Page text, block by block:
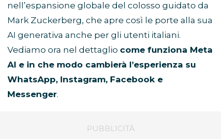
nell’espansione globale del colosso guidato da
Mark Zuckerberg, che apre così le porte alla sua
AI generativa anche per gli utenti italiani.
Vediamo ora nel dettaglio come funziona Meta
AI e in che modo cambierà l’esperienza su
WhatsApp, Instagram, Facebook e
Messenger.